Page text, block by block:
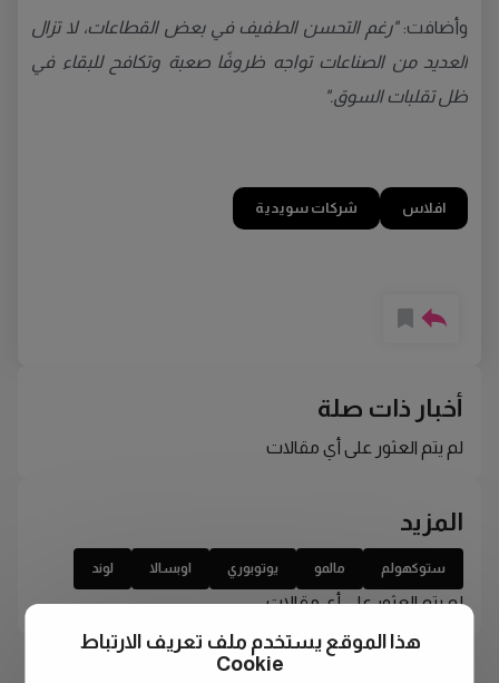
وأضافت:"رغم التحسن الطفيف في بعض القطاعات، لا تزال
العديد من الصناعات تواجه ظروفًا صعبة وتكافح للبقاء في
ظل تقلبات السوق."
افلاس شركات سويدية
أخبار ذات صلة
لم يتم العثور على أي مقالات
المزيد
ستوكهولم مالمو يوتوبوري اوبسالا لوند
لم يتم العثور على أي مقالات
هذا الموقع يستخدم ملف تعريف الارتباط
Cookie